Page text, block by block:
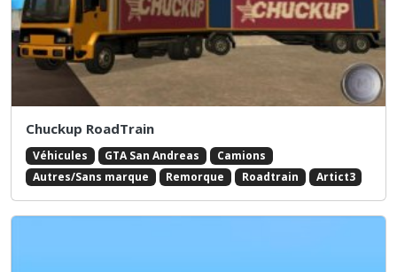
Chuckup RoadTrain
Véhicules GTA San Andreas
Camions
Autres/Sans marque
Remorque Roadtrain Artict3